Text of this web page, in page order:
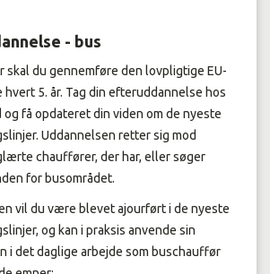
- bus
skal du gennemføre den lovpligtige EU-
5. år. Tag din efteruddannelse hos
og få opdateret din viden om de nyeste
Uddannelsen retter sig mod
chauffører, der har, eller søger
for busområdet.
vil du være blevet ajourført i de nyeste
og kan i praksis anvende sin
i det daglige arbejde som buschauffør